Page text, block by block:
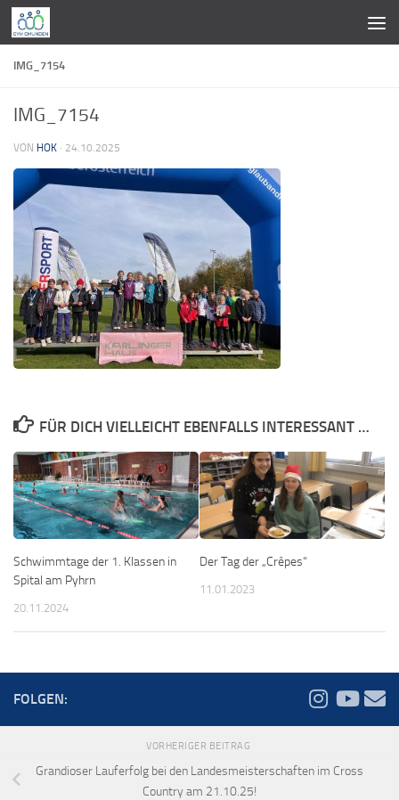
Zum Inhalt springen
IMG_7154
IMG_7154
VON HOK · 24.10.2025
FÜR DICH VIELLEICHT EBENFALLS INTERESSANT …
Schwimmtage der 1. Klassen in
Spital am Pyhrn
20.11.2024
Der Tag der „Crêpes“
11.01.2023
FOLGEN:
VORHERIGER BEITRAG
Grandioser Lauferfolg bei den Landesmeisterschaften im Cross
Country am 21.10.25!